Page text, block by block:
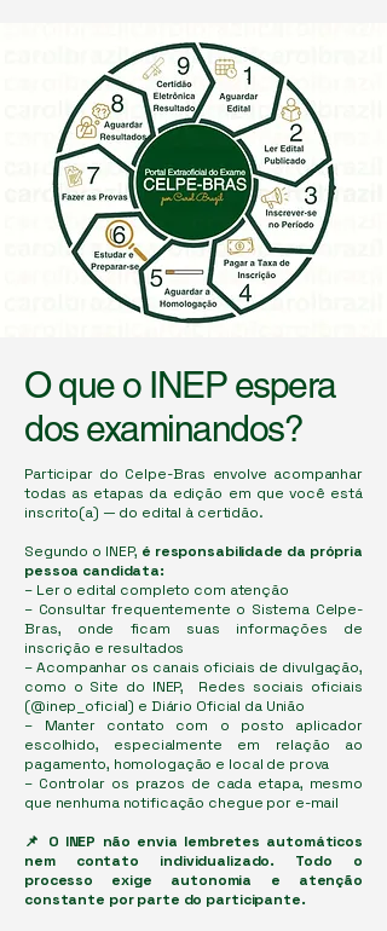
O que o INEP espera
dos examinandos?
Participar do Celpe-Bras envolve acompanhar
todas as etapas da edição em que você está
inscrito(a) — do edital à certidão.
Segundo o INEP, é responsabilidade da própria
pessoa candidata:
– Ler o edital completo com atenção
– Consultar frequentemente o Sistema Celpe-
Bras, onde ficam suas informações de
inscrição e resultados
– Acompanhar os canais oficiais de divulgação,
como o Site do INEP, Redes sociais oficiais
(@inep_oficial) e Diário Oficial da União
​– Manter contato com o posto aplicador
escolhido, especialmente em relação ao
pagamento, homologação e local de prova
– Controlar os prazos de cada etapa, mesmo
que nenhuma notificação chegue por e-mail
📌 O INEP não envia lembretes automáticos
nem contato individualizado. Todo o
processo exige autonomia e atenção
constante por parte do participante.